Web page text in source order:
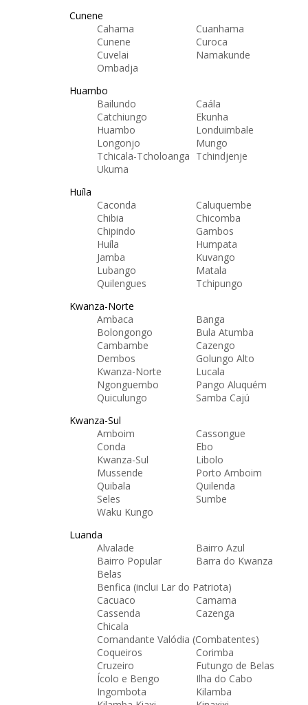
Cunene
Cahama
Cuanhama
Cunene
Curoca
Cuvelai
Namakunde
Ombadja
Huambo
Bailundo
Caála
Catchiungo
Ekunha
Huambo
Londuimbale
Longonjo
Mungo
Tchicala-Tcholoanga Tchindjenje
Ukuma
Huíla
Caconda
Caluquembe
Chibia
Chicomba
Chipindo
Gambos
Huíla
Humpata
Jamba
Kuvango
Lubango
Matala
Quilengues
Tchipungo
Kwanza-Norte
Ambaca
Banga
Bolongongo
Bula Atumba
Cambambe
Cazengo
Dembos
Golungo Alto
Kwanza-Norte
Lucala
Ngonguembo
Pango Aluquém
Quiculungo
Samba Cajú
Kwanza-Sul
Amboim
Cassongue
Conda
Ebo
Kwanza-Sul
Libolo
Mussende
Porto Amboim
Quibala
Quilenda
Seles
Sumbe
Waku Kungo
Luanda
Alvalade
Bairro Azul
Bairro Popular
Barra do Kwanza
Belas
Benfica (inclui Lar do Patriota)
Cacuaco
Camama
Cassenda
Cazenga
Chicala
Comandante Valódia (Combatentes)
Coqueiros
Corimba
Cruzeiro
Futungo de Belas
Ícolo e Bengo
Ilha do Cabo
Ingombota
Kilamba